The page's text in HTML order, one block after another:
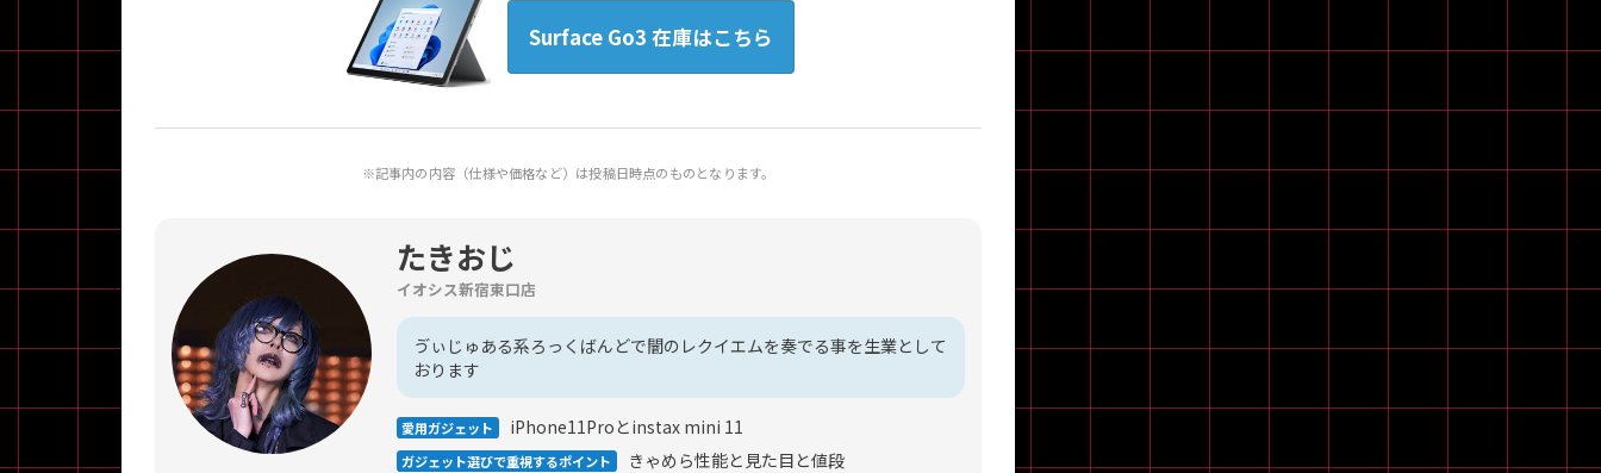
Surface Go3 在庫はこちら
※記事内の内容（仕様や価格など）は投稿日時点のものとなります。
たきおじ
イオシス新宿東口店
ゔぃじゅある系ろっくばんどで闇のレクイエムを奏でる事を生業として
おります
愛用ガジェット iPhone11Proとinstax mini 11
ガジェット選びで重視するポイント きゃめら性能と見た目と値段